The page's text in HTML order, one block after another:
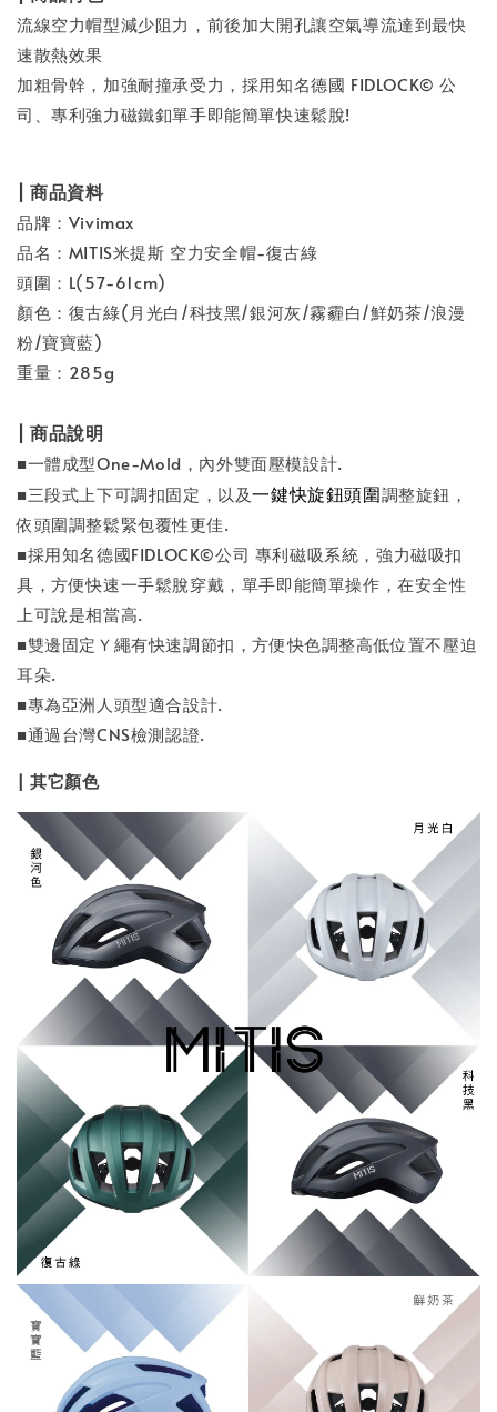
流線空力帽型減少阻力，前後加大開孔讓空氣導流達到最快
速散熱效果
加粗骨幹，加強耐撞承受力，採用知名德國 FIDLOCK© 公
司、專利強力磁鐵釦單手即能簡單快速鬆脫!
| 商品資料
品牌：Vivimax
品名：MITIS米提斯 空力安全帽-復古綠
頭圍：L(57-61cm)
顏色：復古綠(月光白/科技黑/銀河灰/霧霾白/鮮奶茶/浪漫
粉/寶寶藍)
重量：285g
| 商品說明
■一體成型One-Mold，內外雙面壓模設計.
■三段式上下可調扣固定，以及一鍵快旋鈕頭圍調整旋鈕，
依頭圍調整鬆緊包覆性更佳.
■採用知名德國FIDLOCK©公司 專利磁吸系統，強力磁吸扣
具，方便快速一手鬆脫穿戴，單手即能簡單操作，在安全性
上可說是相當高.
■雙邊固定Ｙ繩有快速調節扣，方便快色調整高低位置不壓迫
耳朵.
■專為亞洲人頭型適合設計.
■通過台灣CNS檢測認證.
| 其它顏色